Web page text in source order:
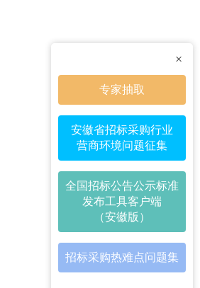
×
专家抽取
安徽省招标采购行业
营商环境问题征集
全国招标公告公示标准
发布工具客户端
（安徽版）
招标采购热难点问题集